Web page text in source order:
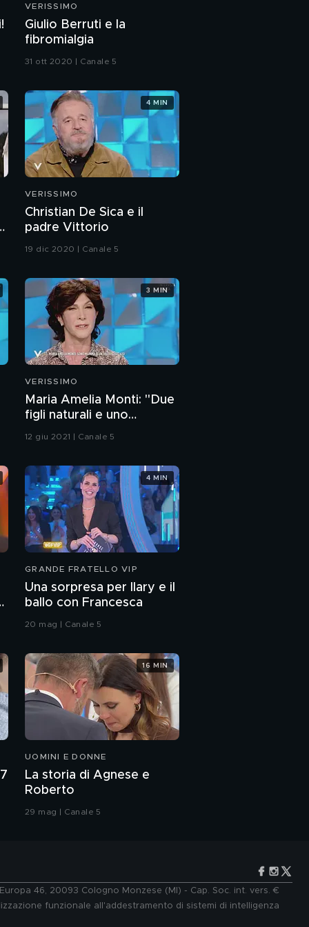
Il battesimo di Jasmine
Carrisi
L'emozione di Al Bano
Carrisi
Raoul Bova su Raoul
PROSSIMO VIDEO
Bova
"Made In Italy"
Raoul Bova e Giorgio
Cristiano Malgioglio:
l'intervista integrale
Un duro momento per
Cristiano Malgioglio
Cristiano Malgioglio
story
Un immenso dolore
per Cristiano Malgioglio
Cristiano Malgioglio,
dagli esordi...
Malgioglio
VERISSIMO
Giulio Berruti e la
fibromialgia
31 ott 2020 | Canale 5
VERISSIMO
Christian De Sica e il
padre Vittorio
19 dic 2020 | Canale 5
4 MIN
VERISSIMO
Maria Amelia Monti: "Due
figli naturali e uno
adottato"
12 giu 2021 | Canale 5
3 MIN
GRANDE FRATELLO VIP
Una sorpresa per Ilary e il
ballo con Francesca
20 mag | Canale 5
4 MIN
UOMINI E DONNE
La storia di Agnese e
Roberto
29 mag | Canale 5
16 MIN
46, 20093 Cologno Monzese (MI) - Cap. Soc. int. vers. €
funzionale all'addestramento di sistemi di intelligenza